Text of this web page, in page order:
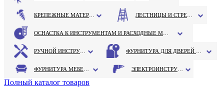
Полный каталог товаров